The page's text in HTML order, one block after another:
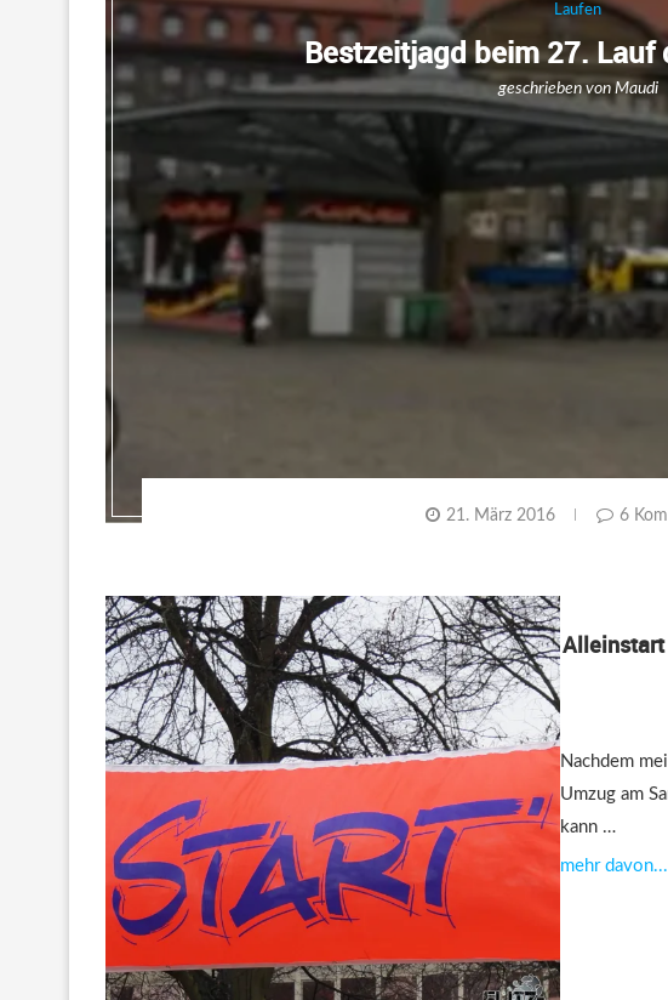
Laufen
Bestzeitjagd beim 27. Lauf
geschrieben vonMaudi
21. März 2016 6
Alleinstart
Nachdem
Umzug am
kann …
mehr davon...